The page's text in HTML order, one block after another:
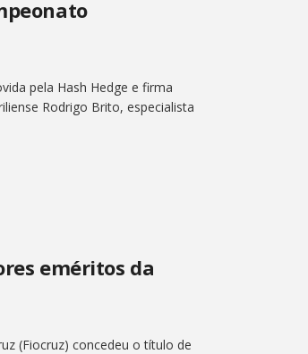
pela Hash Hedge e firma
Rodrigo Brito, especialista
eméritos da
(Fiocruz) concedeu o título de